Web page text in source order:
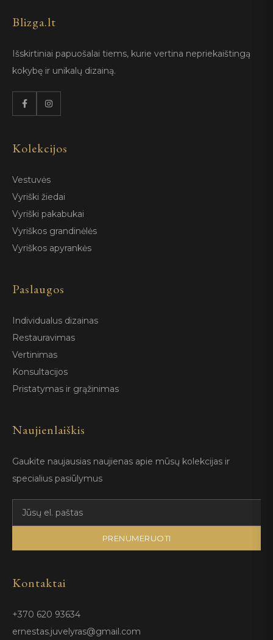
Blizga.lt
Išskirtiniai papuošalai tiems, kurie vertina nepriekaištingą
kokybę ir unikalų dizainą.
Kolekcijos
Vestuvės
Vyriški žiedai
Vyriški pakabukai
Vyriškos grandinėlės
Vyriškos apyrankės
Paslaugos
Individualus dizainas
Restauravimas
Vertinimas
Konsultacijos
Pristatymas ir grąžinimas
Naujienlaiškis
Gaukite naujausias naujienas apie mūsų kolekcijas ir
specialius pasiūlymus
PRENUMERUOTI
Kontaktai
+370 620 93634
ernestas.juvelyras@gmail.com